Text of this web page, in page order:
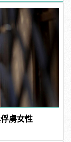
虜女性